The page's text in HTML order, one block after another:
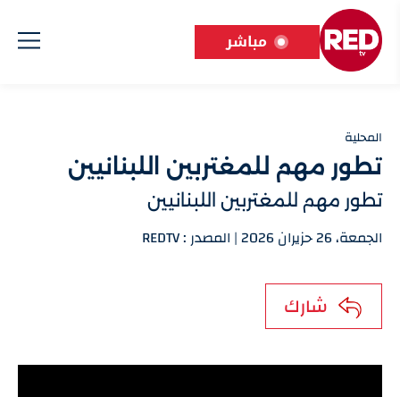
مباشر
المحلية
تطور مهم للمغتربين اللبنانيين
تطور مهم للمغتربين اللبنانيين
الجمعة، 26 حزيران 2026 | المصدر : REDTV
شارك